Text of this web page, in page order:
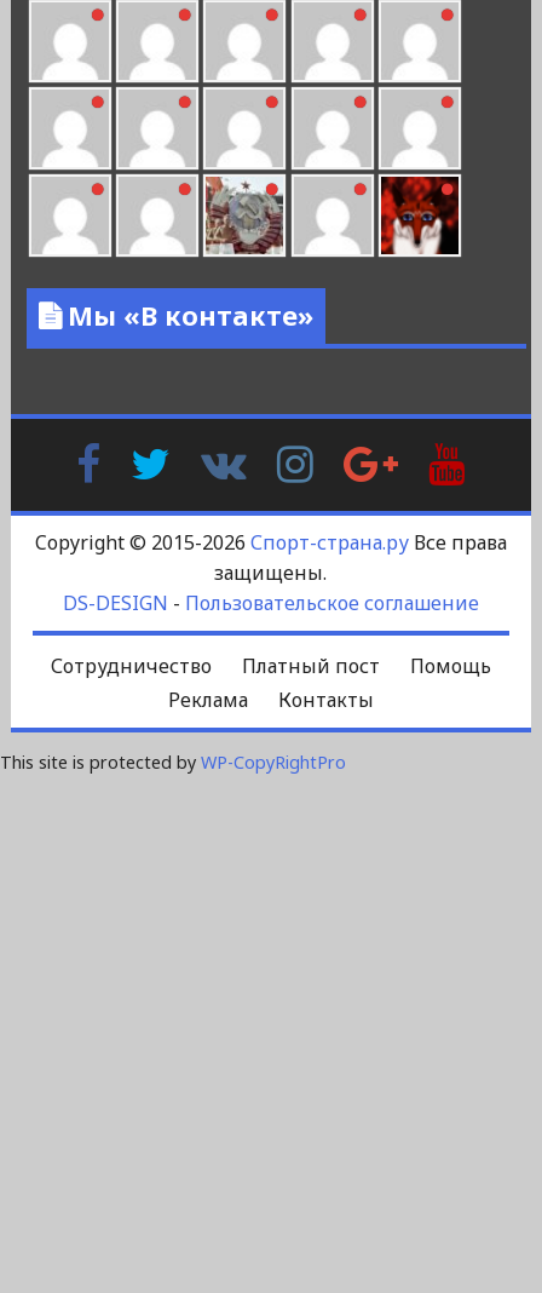
Мы «В контакте»
FacebookTwitter
Контакте
InstagramGoogle
Plus
Copyright © 2015-2026 Спорт-страна.руВсе права
защищены.
DS-DESIGN - Пользовательское соглашение
Сотрудничество Платный пост
Помощь
Реклама
Контакты
This site is protected by WP-CopyRightPro